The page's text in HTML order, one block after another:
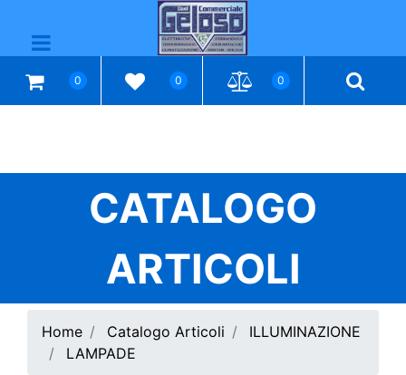
Open menu
0 0 0
CATALOGO
ARTICOLI
Home Catalogo Articoli
ILLUMINAZIONE
LAMPADE